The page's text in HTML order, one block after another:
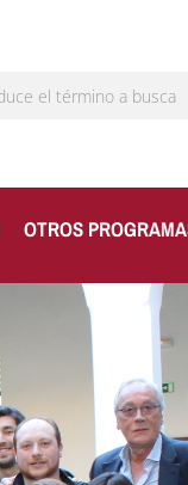
OTROS